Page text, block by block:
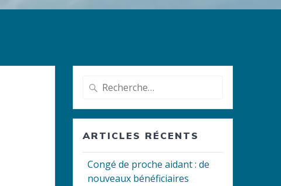
Recherche
:
ARTICLES RÉCENTS
Congé de proche aidant : de
nouveaux bénéficiaires